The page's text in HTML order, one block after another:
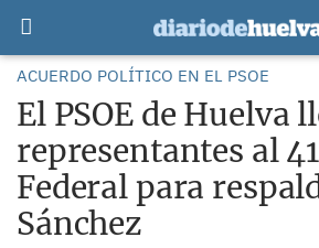
ACUERDO POLÍTICO EN EL PSOE
El PSOE de Huelva
representantes al
Federal para
Sánchez